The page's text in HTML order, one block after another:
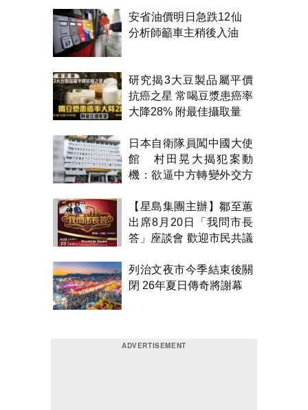
安省油價明日急跌12仙
分析師籲車主稍後入油
研究揭3大豆製品屬平價
抗癌之星 常喝豆漿患癌率
大降28% 附最佳攝取量
日本自衛隊員闖中國大使
館 村田晃大揭犯案動
機：欲逼中方轉變外交方
【星島集團主辦】鄒至蕙
出席8月20日「我問市長
答」座談會 歡迎市民共議
列治文夜市今季結束後關
閉 26年夏日傳奇將謝幕